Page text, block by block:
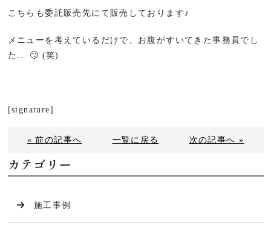
こちらも委託販売先にて販売しております♪
メニューを考えているだけで、お腹がすいてきた事務員でし
た… 🙄 (笑)
[signature]
« 前の記事へ 一覧に戻る 次の記事へ »
カテゴリー
施工事例